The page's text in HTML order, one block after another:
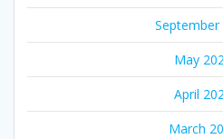
September
May
April
March